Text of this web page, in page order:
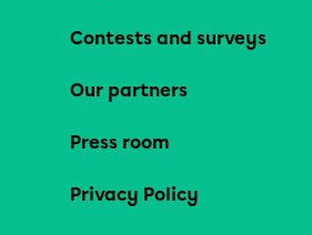
Contests and surveys
Our partners
Press room
Privacy Policy